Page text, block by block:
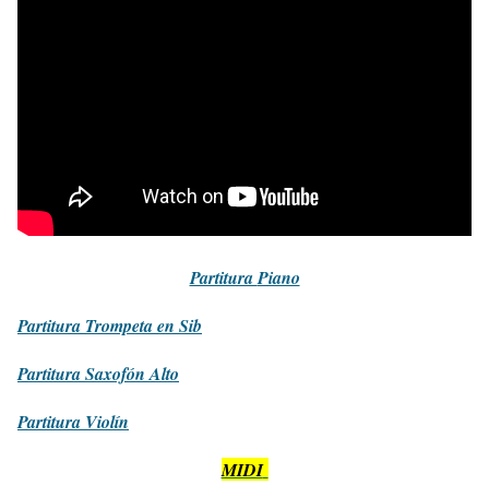
PartituraPiano
Partitura Trompeta en Sib
PartituraSaxofón Alto
Partitura Violín
MIDI